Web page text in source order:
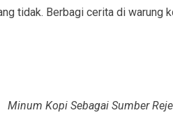
tidak. Berbagi cerita di warung
Minum Kopi Sebagai Sumber